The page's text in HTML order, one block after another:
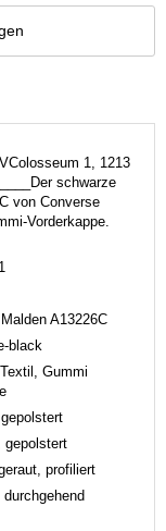
1, 1213
schwarze
von Converse
Vorderkappe.
A13226C
black
Gummi
gepolstert
profiliert